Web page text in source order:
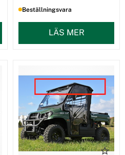
Beställningsvara
LÄS MER